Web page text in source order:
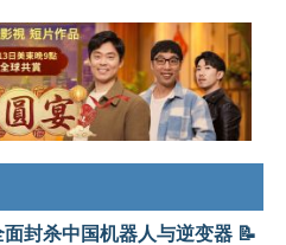
封杀中国机器人与逆变器 📝